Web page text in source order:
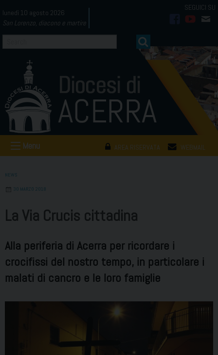
to
content
lunedì 10 agosto 2026
San Lorenzo, diacono e martire
AREA RISERVATA WEBMAIL
Menu
NEWS
30 MARZO 2018
La Via Crucis cittadina
Alla periferia di Acerra per ricordare i
crocifissi del nostro tempo, in particolare i
malati di cancro e le loro famiglie